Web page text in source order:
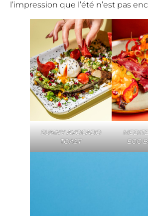
l’impression que l’été n’est pas
SUNNY AVOCADO
TOAST
EGG